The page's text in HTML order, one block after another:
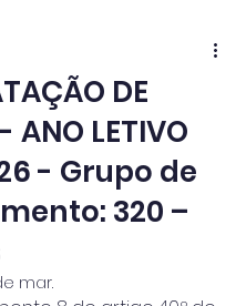
DE
ANO LETIVO
- Grupo de
320 –
mar.